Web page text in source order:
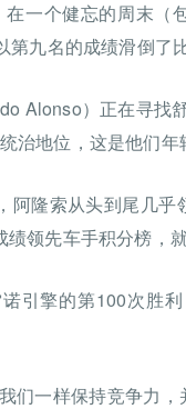
一个健忘的周末（
九名的成绩滑倒了比
Alonso）正在寻
治地位，这是他们年
阿隆索从头到尾几
领先车手积分榜，
引擎的第100次胜
们一样保持竞争力